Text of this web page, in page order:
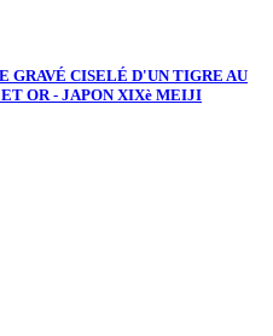
GRAVÉ CISELÉ D'UN TIGRE AU
OR - JAPON XIXè MEIJI